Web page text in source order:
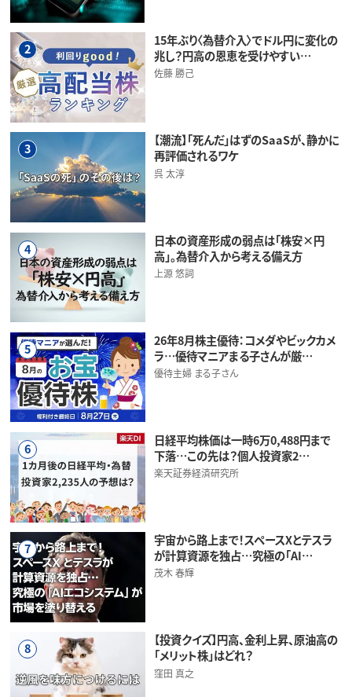
2
15年ぶり〈為替介入〉でドル円に変化の
兆し？円高の恩恵を受けやすい…
佐藤 勝己
3
【潮流】「死んだ」はずのSaaSが、静かに
再評価されるワケ
呉 太淳
4
日本の資産形成の弱点は「株安×円
高」。為替介入から考える備え方
上源 悠詞
5
26年8月株主優待：コメダやビックカメ
ラ…優待マニアまる子さんが厳…
優待主婦 まる子さん
6
日経平均株価は一時6万0,488円まで
下落…この先は？個人投資家2…
楽天証券経済研究所
7
宇宙から路上まで！スペースXとテスラ
が計算資源を独占…究極の「AI…
茂木 春輝
8
【投資クイズ】円高、金利上昇、原油高の
「メリット株」はどれ？
窪田 真之